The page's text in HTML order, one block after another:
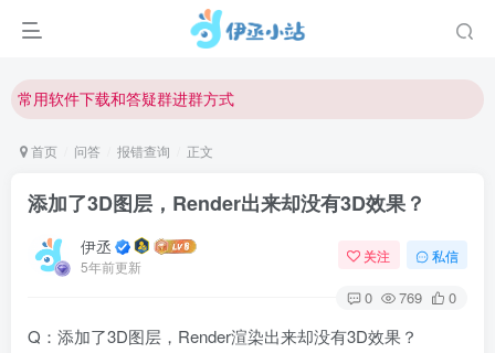
欢迎反馈网站中存在的问题和建议！
常用软件下载和答疑群进群方式
欢迎访问伊丞小站！
首页 问答 报错查询 正文
添加了3D图层，Render出来却没有3D效果？
伊丞
5年前更新
关注 私信
0 769 0
Q：添加了3D图层，Render渲染出来却没有3D效果？